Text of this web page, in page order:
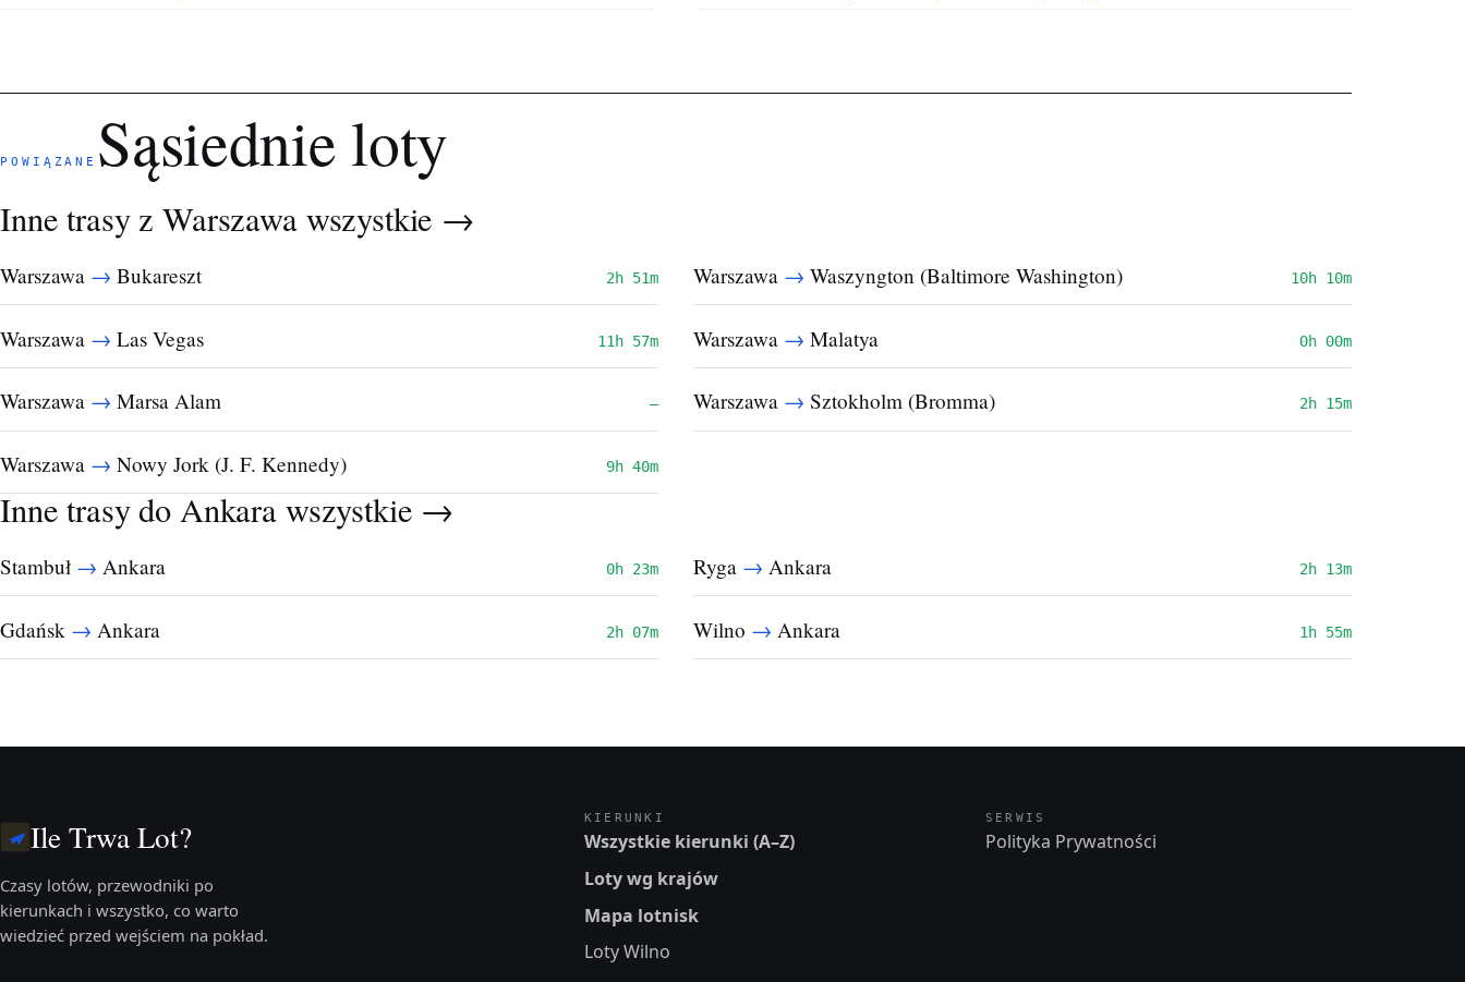
POWIĄZANE Sąsiednie loty
Inne trasy z Warszawawszystkie →
Warszawa → Bukareszt 2h 51m Warszawa → Waszyngton (Baltimore Washington) 10h 10m
Warszawa → Las Vegas 11h 57m Warszawa → Malatya 0h 00m
Warszawa → Marsa Alam — Warszawa → Sztokholm (Bromma) 2h 15m
Warszawa → Nowy Jork (J. F. Kennedy) 9h 40m
Inne trasy do Ankarawszystkie →
Stambuł → Ankara 0h 23m Ryga → Ankara 2h 13m
Gdańsk → Ankara 2h 07m Wilno → Ankara 1h 55m
Ile Trwa Lot?
Czasy lotów, przewodniki po
kierunkach i wszystko, co warto
wiedzieć przed wejściem na pokład.
KIERUNKI
Wszystkie kierunki (A–Z)
Loty wg krajów
Mapa lotnisk
Loty Wilno
SERWIS
Polityka Prywatności